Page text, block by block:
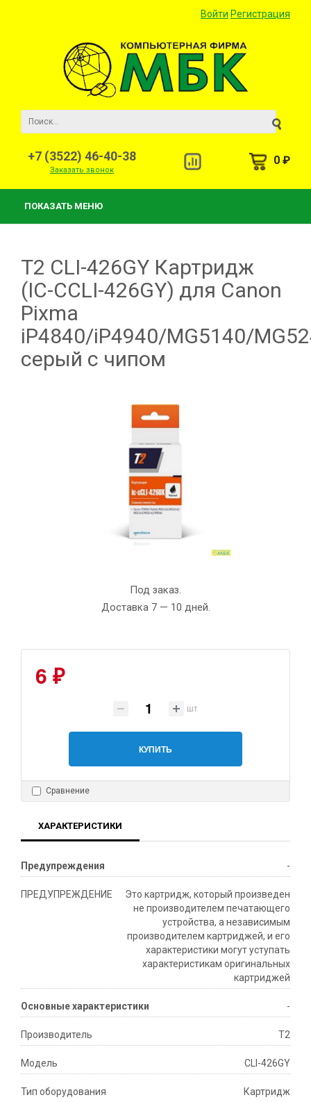
Войти Регистрация
+7 (3522) 46-40-38
Заказать звонок
0 ₽
ПОКАЗАТЬ МЕНЮ
T2 CLI-426GY Картридж
(IC-CCLI-426GY) для Canon
Pixma
iP4840/iP4940/MG5140/
серый с чипом
Под заказ.
Доставка 7 — 10 дней.
6 ₽
шт
КУПИТЬ
Сравнение
ХАРАКТЕРИСТИКИ
Предупреждения -
ПРЕДУПРЕЖДЕНИЕ
Это картридж, который произведен
не производителем печатающего
устройства, а независимым
производителем картриджей, и его
характеристики могут уступать
характеристикам оригинальных
картриджей
Основные характеристики -
Производитель T2
Модель CLI-426GY
Тип оборудования Картридж